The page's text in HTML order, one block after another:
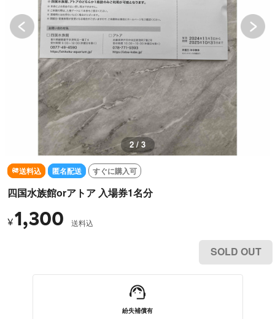
2 / 3
送料込 匿名配送 すぐに購入可
四国水族館orアトア 入場券1名分
¥1,300 送料込
SOLD OUT
紛失補償有